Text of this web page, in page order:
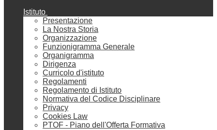
Istituto
Presentazione
La Nostra Storia
Organizzazione
Funzionigramma Generale
Organigramma
Dirigenza
Curricolo d'istituto
Regolamenti
Regolamento di Istituto
Normativa del Codice Disciplinare
Privacy
Cookies Law
PTOF - Piano dell'Offerta Formativa